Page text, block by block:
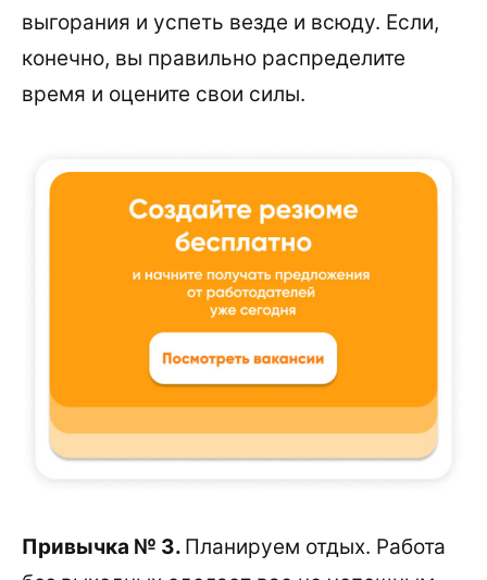
выгорания и успеть везде и всюду. Если,
конечно, вы правильно распределите
время и оцените свои силы.
Привычка № 3. Планируем отдых. Работа